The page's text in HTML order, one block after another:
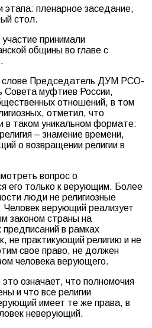
этапа: пленарное заседание,
стол.
принимали
общины во главе с
слове Председатель ДУМ РСО-
Совета муфтиев России,
отношений, в том
отметил, что
в таком уникальном формате:
– знамение времени,
о возвращении религии в
вопрос о
его только к верующим. Более
люди не религиозные
верующий реализует
законом страны на
в рамках
не практикующий религию и не
свое право, не должен
человека верующего.
означает, что полномочия
и что все религии
имеет те же права, в
неверующий.